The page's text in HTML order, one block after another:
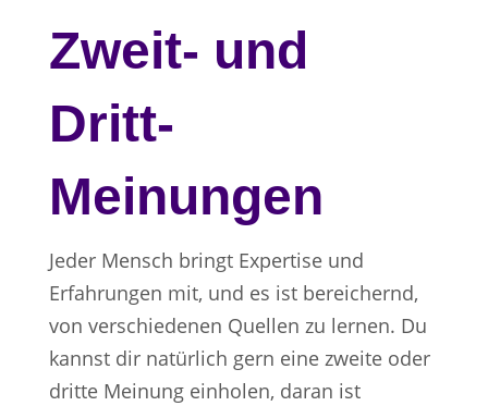
Zweit- und
Dritt-
Meinungen
Jeder Mensch bringt Expertise und
Erfahrungen mit, und es ist bereichernd,
von verschiedenen Quellen zu lernen. Du
kannst dir natürlich gern eine zweite oder
dritte Meinung einholen, daran ist